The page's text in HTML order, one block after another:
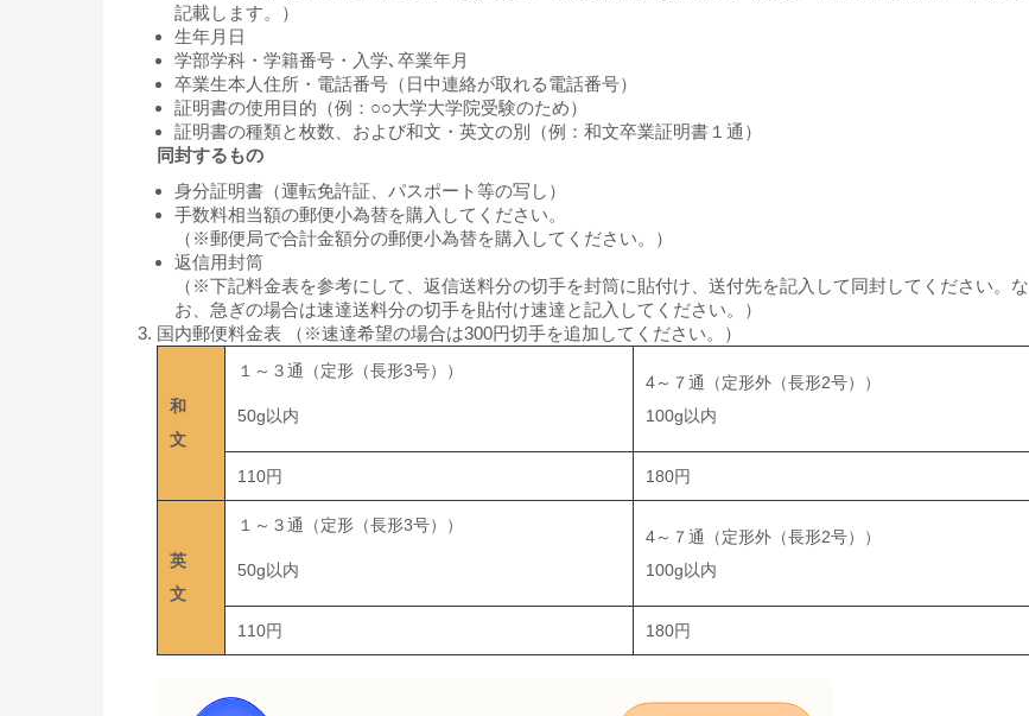
記載します。）
生年月日
学部学科・学籍番号・入学､卒業年月
卒業生本人住所・電話番号（日中連絡が取れる電話番号）
証明書の使用目的（例：○○大学大学院受験のため）
証明書の種類と枚数、および和文・英文の別（例：和文卒業証明書１通）
同封するもの
身分証明書（運転免許証、パスポート等の写し）
手数料相当額の郵便小為替を購入してください。
（※郵便局で合計金額分の郵便小為替を購入してください。）
返信用封筒
（※下記料金表を参考にして、返信送料分の切手を封筒に貼付け、送付先を記入して同封してください。な
お、急ぎの場合は速達送料分の切手を貼付け速達と記入してください。）
国内郵便料金表 （※速達希望の場合は300円切手を追加してください。）
和
文
１～３通（定形（長形3号））
50g以内
4～７通（定形外（長形2号））
100g以内
110円 180円
英
文
１～３通（定形（長形3号））
50g以内
4～７通（定形外（長形2号））
100g以内
110円 180円